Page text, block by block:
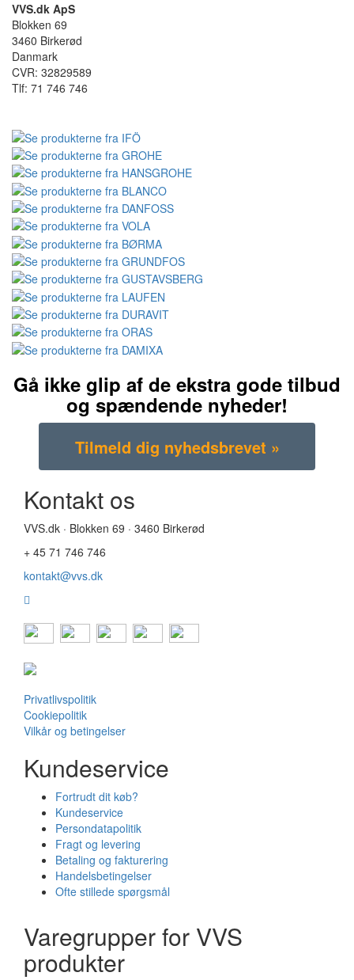
VVS.dk ApS
Blokken 69
3460 Birkerød
Danmark
CVR: 32829589
Tlf: 71 746 746
Gå ikke glip af de ekstra gode tilbud
og spændende nyheder!
Kontakt os
VVS.dk · Blokken 69 · 3460 Birkerød
+ 45 71 746 746
kontakt@vvs.dk
Privatlivspolitik
Cookiepolitik
Vilkår og betingelser
Kundeservice
Fortrudt dit køb?
Kundeservice
Persondatapolitik
Fragt og levering
Betaling og fakturering
Handelsbetingelser
Ofte stillede spørgsmål
Varegrupper for VVS
produkter